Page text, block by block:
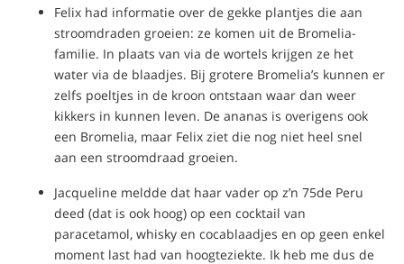
Felix had informatie over de gekke plantjes die aan
stroomdraden groeien: ze komen uit de Bromelia-
familie. In plaats van via de wortels krijgen ze het
water via de blaadjes. Bij grotere Bromelia’s kunnen er
zelfs poeltjes in de kroon ontstaan waar dan weer
kikkers in kunnen leven. De ananas is overigens ook
een Bromelia, maar Felix ziet die nog niet heel snel
aan een stroomdraad groeien.
Jacqueline meldde dat haar vader op z’n 75de Peru
deed (dat is ook hoog) op een cocktail van
paracetamol, whisky en cocablaadjes en op geen enkel
moment last had van hoogteziekte. Ik heb me dus de